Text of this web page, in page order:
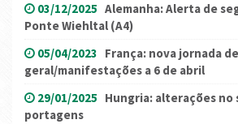
03/12/2025 Alemanha: Alerta de
Ponte Wiehltal (A4)
05/04/2023 França: nova jornada
geral/manifestações a 6 de abril
29/01/2025 Hungria: alterações no
portagens